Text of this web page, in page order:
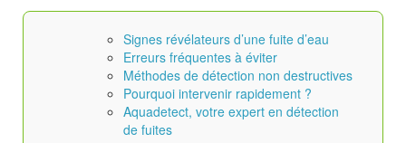
Signes révélateurs d’une fuite d’eau
Erreurs fréquentes à éviter
Méthodes de détection non destructives
Pourquoi intervenir rapidement ?
Aquadetect, votre expert en détection
de fuites